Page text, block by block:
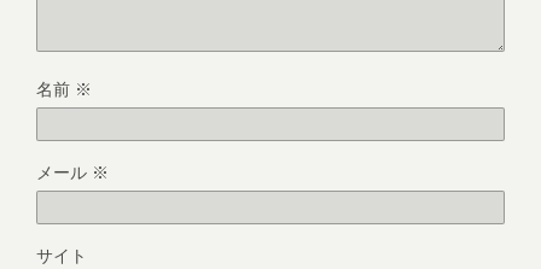
名前 ※
メール ※
サイト